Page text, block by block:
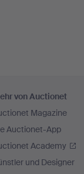
von Auctionet
Magazine
Auctionet-App
Academy
und Designer